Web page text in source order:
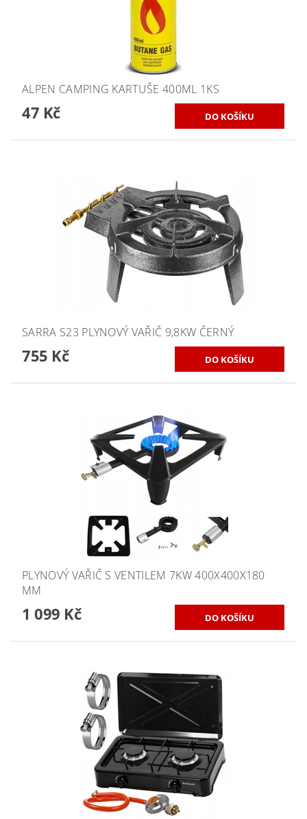
ALPEN CAMPING KARTUŠE 400ML 1KS
47 Kč
SARRA S23 PLYNOVÝ VAŘIČ 9,8KW ČERNÝ
755 Kč
PLYNOVÝ VAŘIČ S VENTILEM 7KW 400X400X180
MM
1 099 Kč